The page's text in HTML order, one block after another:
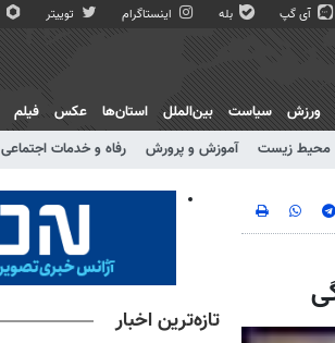
آی گپ بله اینستاگرام توییتر
محیط زیست آموزش و پرورش رفاه و خدمات اجتماعی
ورزش سیاست بین‌الملل استان‌ها عکس فیلم
تازه‌ترین اخبار